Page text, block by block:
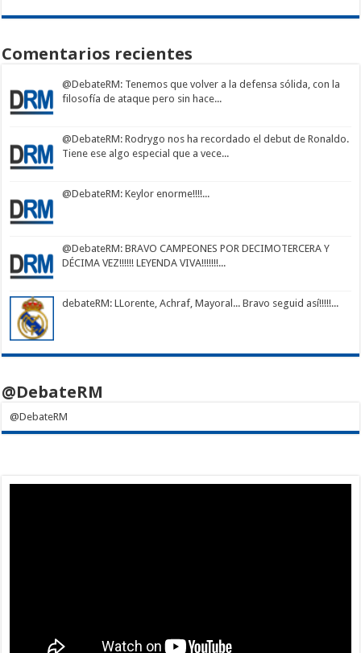
Comentarios recientes
@DebateRM: Tenemos que volver a la defensa sólida, con la
filosofía de ataque pero sin hace...
@DebateRM: Rodrygo nos ha recordado el debut de Ronaldo.
Tiene ese algo especial que a vece...
@DebateRM: Keylor enorme!!!!...
@DebateRM: BRAVO CAMPEONES POR DECIMOTERCERA Y
DÉCIMA VEZ!!!!!! LEYENDA VIVA!!!!!!!...
debateRM: LLorente, Achraf, Mayoral... Bravo seguid así!!!!!...
@DebateRM
@DebateRM